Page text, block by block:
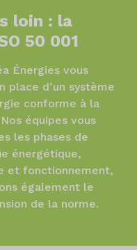
loin : la
50 001
Énergies vous
place d’un système
conforme à la
Nos équipes vous
les phases de
énergétique,
et fonctionnement,
également le
de la norme.